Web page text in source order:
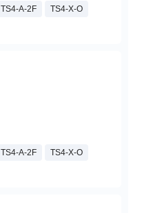
TS4-A-2F TS4-X-O
TS4-A-2F TS4-X-O